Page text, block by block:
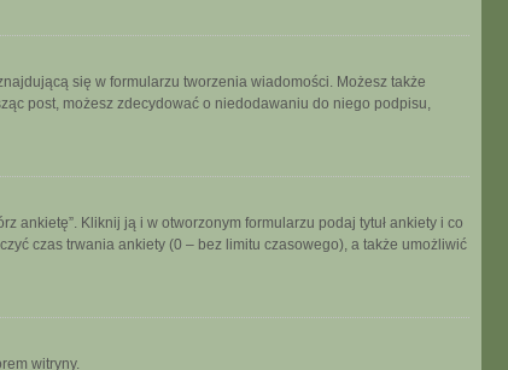
się w formularzu tworzenia wiadomości. Możesz także
post, możesz zdecydować o niedodawaniu do niego podpisu,
ankietę”. Kliknij ją i w otworzonym formularzu podaj tytuł ankiety i co
czas trwania ankiety (0 – bez limitu czasowego), a także umożliwić
witryny.